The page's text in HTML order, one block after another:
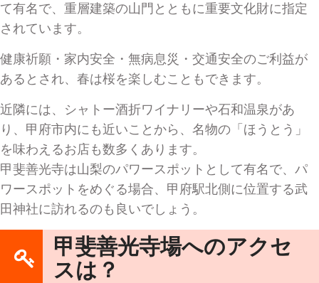
て有名で、重層建築の山門とともに重要文化財に指定
されています。
健康祈願・家内安全・無病息災・交通安全のご利益が
あるとされ、春は桜を楽しむこともできます。
近隣には、シャトー酒折ワイナリーや石和温泉があ
り、甲府市内にも近いことから、名物の「ほうとう」
を味わえるお店も数多くあります。
甲斐善光寺は山梨のパワースポットとして有名で、パ
ワースポットをめぐる場合、甲府駅北側に位置する武
田神社に訪れるのも良いでしょう。
甲斐善光寺場へのアクセ
スは？